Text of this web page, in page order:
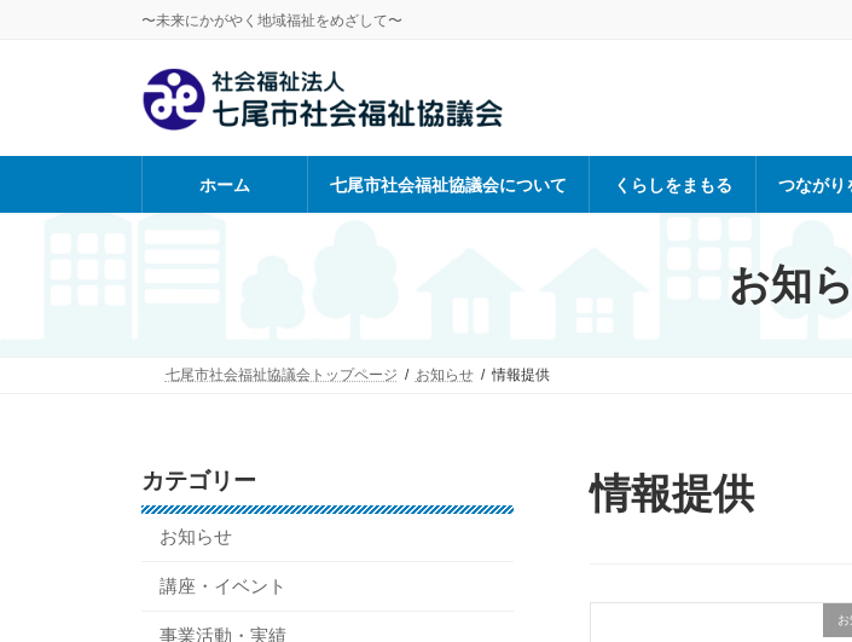
へ
キ
ョ
に
〜未来にかがやく地域福祉をめざして〜
ホーム 七尾市社会福祉協議会について くらしをまもる つながり
お知
七尾市社会福祉協議会トップページ お知らせ 情報提供
情報提供
カテゴリー
お知らせ
講座・イベント
事業活動・実績